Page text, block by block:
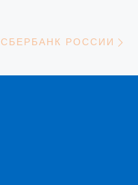
СБЕРБАНК РОССИИ